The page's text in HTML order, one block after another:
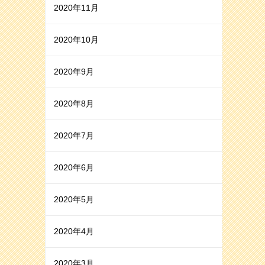
2020年11月
2020年10月
2020年9月
2020年8月
2020年7月
2020年6月
2020年5月
2020年4月